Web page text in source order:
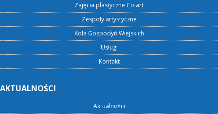
Zajęcia plastyczne Colart
Zespoły artystyczne
Koła Gospodyń Wiejskich
Usługi
Kontakt
AKTUALNOŚCI
Aktualności